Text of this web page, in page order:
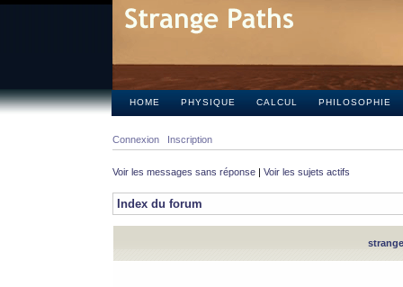
HOME PHYSIQUE CALCUL PHILOSOPHIE
Connexion Inscription
Voir les messages sans réponse | Voir les sujets actifs
Index du forum